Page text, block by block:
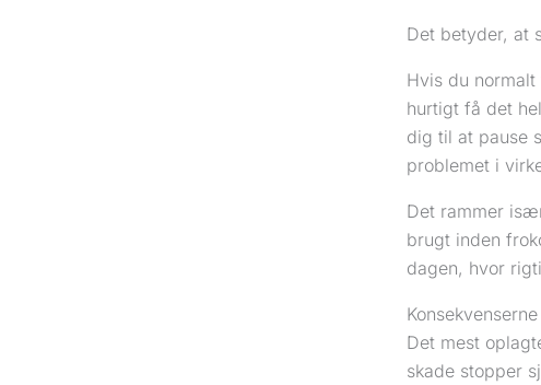
Det betyder, at
Hvis du
hurtigt få det
dig til at pause
problemet i
Det rammer
brugt inden
dagen, hvor
Det mest
skade stopper